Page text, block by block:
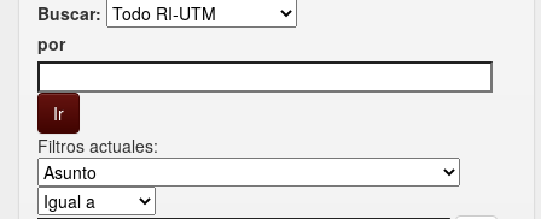
Buscar:
por
Filtros actuales: